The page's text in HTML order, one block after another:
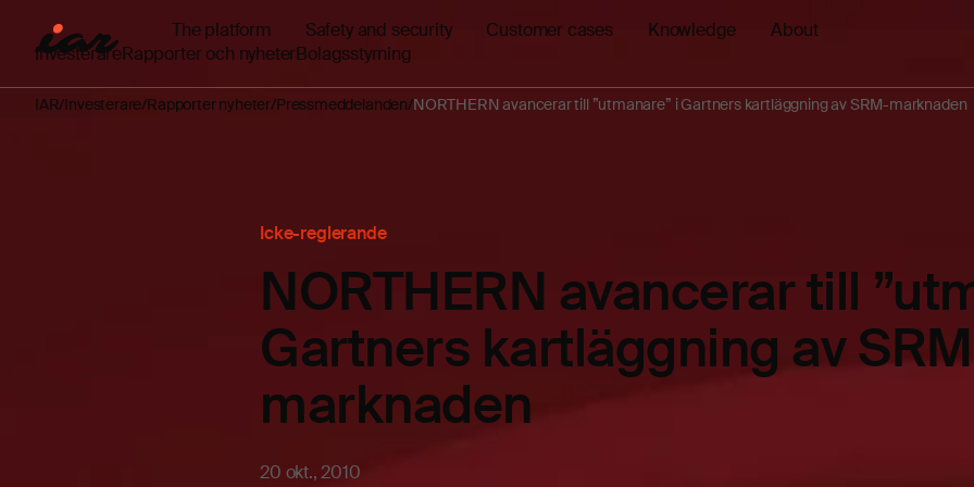
The platform Safety and security Customer cases Knowledge
About
InvesterareRapporter och nyheterBolagsstyrning
IAR Investerare Rapporter nyheter Pressmeddelanden NORTHERN avancerar till ”utmanare” i Gartners kartläggning av SRM-marknaden
Icke-reglerande
NORTHERN avancerar till
Gartners kartläggning av
marknaden
20 okt., 2010